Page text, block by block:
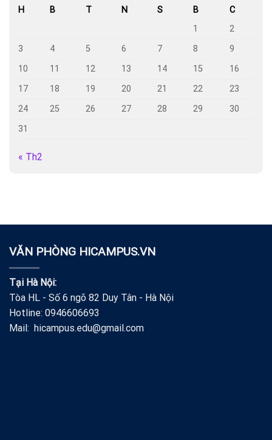
H B T N S B
C
1
2
3
4 5 6 7 8
9
10
11 12 13 14 15
16
17
18 19 20 21 22
23
24
25 26 27 28 29
30
31
« Th2
VĂN PHÒNG HICAMPUS.VN
Tại Hà Nội:
Tòa HL - Số 6 ngõ 82 Duy Tân - Hà Nội
Hotline: 0946606693
Mail: hicampus.edu@gmail.com